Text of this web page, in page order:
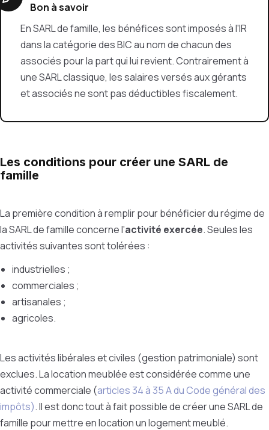
Bon à savoir
En SARL de famille, les bénéfices sont imposés à l'IR
dans la catégorie des BIC au nom de chacun des
associés pour la part qui lui revient. Contrairement à
une SARL classique, les salaires versés aux gérants
et associés ne sont pas déductibles fiscalement.
Les conditions pour créer une SARL de
famille
La première condition à remplir pour bénéficier du régime de
la SARL de famille concerne l'activité exercée. Seules les
activités suivantes sont tolérées :
industrielles ;
commerciales ;
artisanales ;
agricoles.
Les activités libérales et civiles (gestion patrimoniale) sont
exclues. La location meublée est considérée comme une
activité commerciale (articles 34 à 35 A du Code général des
impôts). Il est donc tout à fait possible de créer une SARL de
famille pour mettre en location un logement meublé.